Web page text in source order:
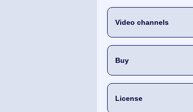
Video channels
Buy
License